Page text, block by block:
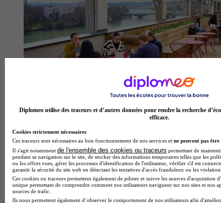
- Lyon
4.6
42 avis
Lyon
Diplomeo utilise des traceurs et d’autres données pour rendre la recherche
efficace.
Cookies strictement nécessaires
Ces traceurs sont nécessaires au bon fonctionnement de nos services et ne peuvent pas être
Il s'agit notamment de l'ensemble des cookies ou traceurs permettant de
pendant sa navigation sur le site, de stocker des informations temporaires telles que les
ou les offres vues, gérer les processus d'identification de l'utilisateur, vérifier s'il est
garantir la sécurité du site web en détectant les tentatives d'accès frauduleux ou les
Ces cookies ou traceurs permettent également de piloter et suivre les sources d'acquisition
unique permettant de comprendre comment nos utilisateurs naviguent sur nos sites et nos
sources de trafic.
Ils nous permettent également d’observer le comportement de nos utilisateurs afin